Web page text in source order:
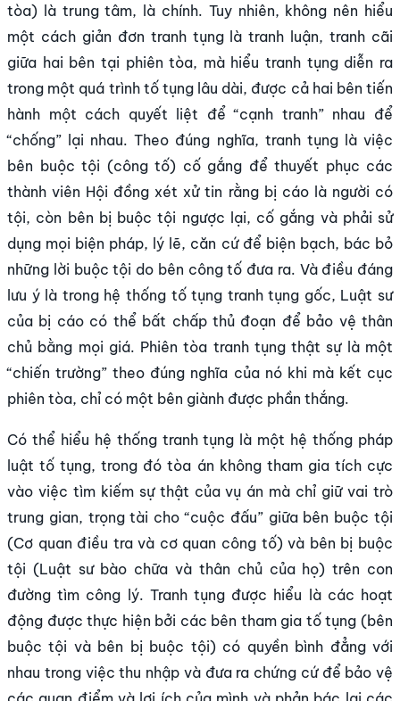
tòa) là trung tâm, là chính. Tuy nhiên, không nên hiểu
một cách giản đơn tranh tụng là tranh luận, tranh cãi
giữa hai bên tại phiên tòa, mà hiểu tranh tụng diễn ra
trong một quá trình tố tụng lâu dài, được cả hai bên tiến
hành một cách quyết liệt để “cạnh tranh” nhau để
“chống” lại nhau. Theo đúng nghĩa, tranh tụng là việc
bên buộc tội (công tố) cố gắng để thuyết phục các
thành viên Hội đồng xét xử tin rằng bị cáo là người có
tội, còn bên bị buộc tội ngược lại, cố gắng và phải sử
dụng mọi biện pháp, lý lẽ, căn cứ để biện bạch, bác bỏ
những lời buộc tội do bên công tố đưa ra. Và điều đáng
lưu ý là trong hệ thống tố tụng tranh tụng gốc, Luật sư
của bị cáo có thể bất chấp thủ đoạn để bảo vệ thân
chủ bằng mọi giá. Phiên tòa tranh tụng thật sự là một
“chiến trường” theo đúng nghĩa của nó khi mà kết cục
phiên tòa, chỉ có một bên giành được phần thắng.
Có thể hiểu hệ thống tranh tụng là một hệ thống pháp
luật tố tụng, trong đó tòa án không tham gia tích cực
vào việc tìm kiếm sự thật của vụ án mà chỉ giữ vai trò
trung gian, trọng tài cho “cuộc đấu” giữa bên buộc tội
(Cơ quan điều tra và cơ quan công tố) và bên bị buộc
tội (Luật sư bào chữa và thân chủ của họ) trên con
đường tìm công lý. Tranh tụng được hiểu là các hoạt
động được thực hiện bởi các bên tham gia tố tụng (bên
buộc tội và bên bị buộc tội) có quyền bình đẳng với
nhau trong việc thu nhập và đưa ra chứng cứ để bảo vệ